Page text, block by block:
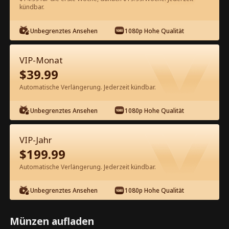
60 Jetzt entsperren
Kostenlos in der App ansehen
Episode 46 - Ehefrau des CEOs mit
vielen verborgenen Identitäten
Kompletter Film
1-50 51-91
46 47 48 49 50
kündbar.
Unbegrenztes Ansehen 1080p Hohe Qualität
VIP-Monat
$39.99
Automatische Verlängerung. Jederzeit kündbar.
Unbegrenztes Ansehen 1080p Hohe Qualität
VIP-Jahr
$199.99
Automatische Verlängerung. Jederzeit kündbar.
Unbegrenztes Ansehen 1080p Hohe Qualität
Münzen aufladen